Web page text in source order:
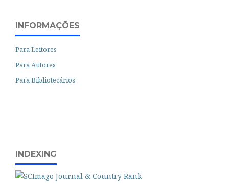
INFORMAÇÕES
Para Leitores
Para Autores
Para Bibliotecários
INDEXING